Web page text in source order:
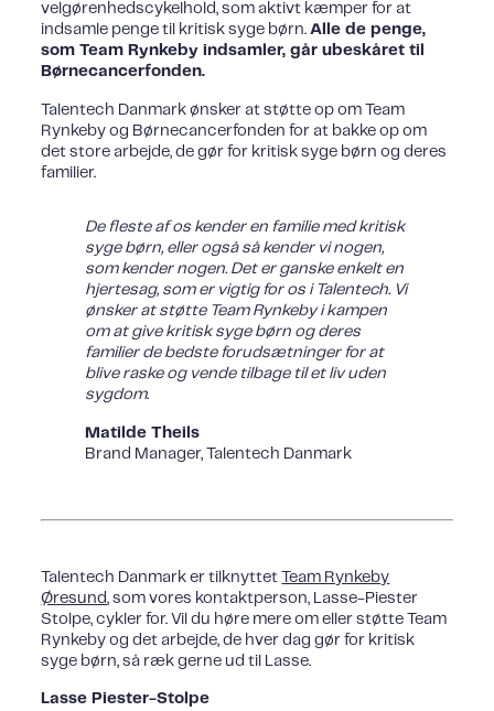
velgørenhedscykelhold, som aktivt kæmper for at
indsamle penge til kritisk syge børn.Alle de penge,
som Team Rynkeby indsamler, går ubeskåret til
Børnecancerfonden.
Talentech Danmark ønsker at støtte op om Team
Rynkeby og Børnecancerfonden for at bakke op om
det store arbejde, de gør for kritisk syge børn og deres
familier.
De fleste af os kender en familie med kritisk
syge børn, eller også så kender vi nogen,
som kender nogen. Det er ganske enkelt en
hjertesag, som er vigtig for os i Talentech. Vi
ønsker at støtte Team Rynkeby i kampen
om at give kritisk syge børn og deres
familier de bedste forudsætninger for at
blive raske og vende tilbage til et liv uden
sygdom.
Matilde Theils
Brand Manager, Talentech Danmark
Talentech Danmark er tilknyttetTeam Rynkeby
Øresund, som vores kontaktperson, Lasse-Piester
Stolpe, cykler for. Vil du høre mere om eller støtte Team
Rynkeby og det arbejde, de hver dag gør for kritisk
syge børn, så ræk gerne ud til Lasse.
Lasse Piester-Stolpe